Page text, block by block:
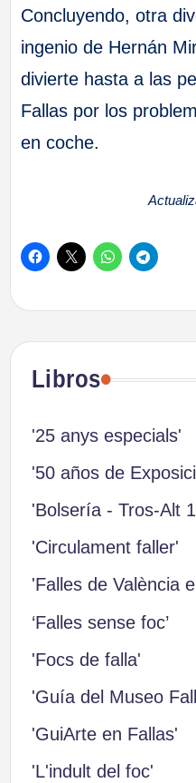
Concluyendo, otra
ingenio de Hernán
divierte hasta a las
Fallas por los
en coche.
Libros
'25 anys especials'
'50 años de
'Bolsería - Tros-Alt
'Circulament faller'
'Falles de València
‘Falles sense foc’
'Focs de falla'
'Guía del Museo
'GuiArte en Fallas'
'L'indult del foc'